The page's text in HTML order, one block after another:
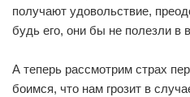
получают удовольствие,
будь его, они бы не полезли в
А теперь рассмотрим страх
боимся, что нам грозит в